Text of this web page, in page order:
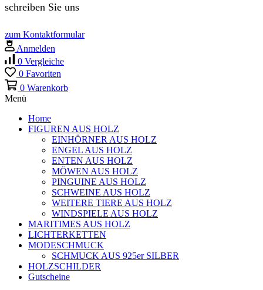
schreiben Sie uns
zum Kontaktformular
Anmelden
0 Vergleiche
0 Favoriten
0 Warenkorb
Menü
Home
FIGUREN AUS HOLZ
EINHÖRNER AUS HOLZ
ENGEL AUS HOLZ
ENTEN AUS HOLZ
MÖWEN AUS HOLZ
PINGUINE AUS HOLZ
SCHWEINE AUS HOLZ
WEITERE TIERE AUS HOLZ
WINDSPIELE AUS HOLZ
MARITIMES AUS HOLZ
LICHTERKETTEN
MODESCHMUCK
SCHMUCK AUS 925er SILBER
HOLZSCHILDER
Gutscheine